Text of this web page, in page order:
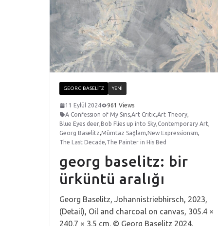
GEORG BASELITZ YENI
11 Eylül 2024
961 Views
A Confession of My Sins,Art Critic,Art Theory,
Blue Eyes deer, Bob Flies up into Sky,Contemporary Art,
Georg Baselitz,Mümtaz Sağlam, New Expressionsm,
The Last Decade,The Painter in His Bed
georg baselitz: bir
ürküntü aralığı
Georg Baselitz, Johannistriebhirsch, 2023,
(Detail), Oil and charcoal on canvas, 305.4 ×
240.7 × 3.5 cm. © Georg Baselitz 2024.